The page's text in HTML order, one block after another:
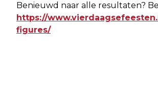
Benieuwd naar alle resultaten?
https://
figures/